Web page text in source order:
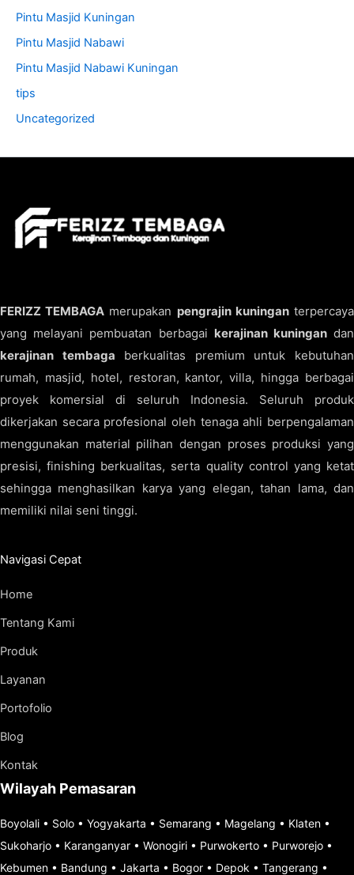
Pintu Masjid Kuningan
Pintu Masjid Nabawi
Pintu Masjid Nabawi Kuningan
tips
Uncategorized
FERIZZ TEMBAGA merupakan pengrajin kuninganterpercaya
yang melayani pembuatan berbagai kerajinan kuningandan
kerajinan tembaga berkualitas premium untuk kebutuhan
rumah, masjid, hotel, restoran, kantor, villa, hingga berbagai
proyek komersial di seluruh Indonesia. Seluruh produk
dikerjakan secara profesional oleh tenaga ahli berpengalaman
menggunakan material pilihan dengan proses produksi yang
presisi, finishing berkualitas, serta quality control yang ketat
sehingga menghasilkan karya yang elegan, tahan lama, dan
memiliki nilai seni tinggi.
Navigasi Cepat
Home
Tentang Kami
Produk
Layanan
Portofolio
Blog
Kontak
Wilayah Pemasaran
Boyolali • Solo • Yogyakarta • Semarang • Magelang • Klaten •
Sukoharjo • Karanganyar • Wonogiri • Purwokerto • Purworejo •
Kebumen • Bandung • Jakarta • Bogor • Depok • Tangerang •